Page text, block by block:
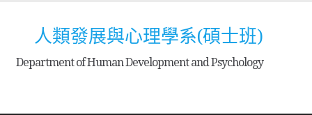
content人類發展與心理學系(碩士班)
Department of Human Development and Psychology